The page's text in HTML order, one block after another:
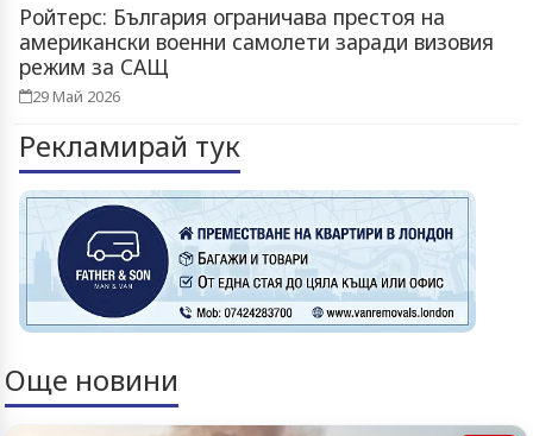
Ройтерс: България ограничава престоя на
американски военни самолети заради визовия
режим за САЩ
29 Май 2026
Рекламирай тук
Още новини